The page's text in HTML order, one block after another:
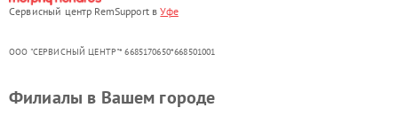
Сервисный центр RemSupport вУфе
ООО "СЕРВИСНЫЙ ЦЕНТР"* 6685170650*668501001
Филиалы в Вашем городе